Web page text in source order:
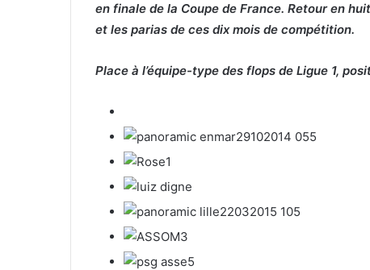
u
T
t
r
u
c
r
l
en finale de la Coupe de France. Retour en
et les parias de ces dix mois de compétition.
Place à l’équipe-type des flops de Ligue 1,